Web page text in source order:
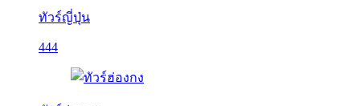
ทัวร์ญี่ปุ่น
444